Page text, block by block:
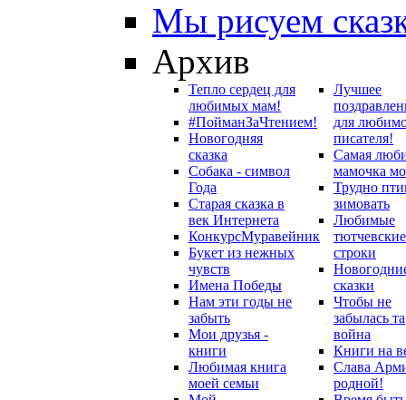
Мы рисуем
Архив
Тепло сердец для
любимых мам!
#ПойманЗаЧтением!
Новогодняя
сказка
Собака - символ
Года
Старая сказка в
век Интернета
КонкурсМуравейник
Букет из нежных
чувств
Имена Победы
Нам эти годы не
забыть
Мои друзья -
книги
Любимая книга
моей семьи
Лучшее
для
писателя!
Самая
мамочка
Трудно
зимовать
Любимые
тютчевские
строки
сказки
Чтобы не
забылась та
война
Книги на
Слава
родной!